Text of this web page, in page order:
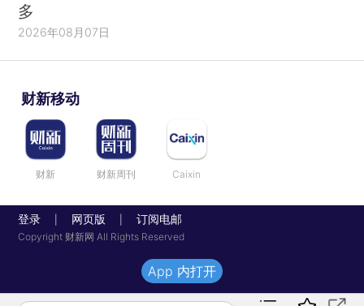
多
2026年08月07日
财新移动
财新 财新周刊 Caixin
登录 网页版 订阅电邮
Copyright 财新网 All Rights Reserved
App 内打开